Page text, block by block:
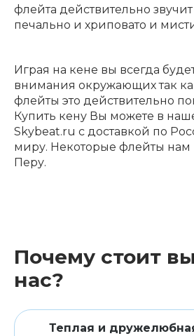
флейта действительно
печально и хриповато и
Играя на кене вы всегда
внимания окружающих так
флейты это действительно
Купить кену Вы можете в
Skybeat.ru с доставкой по
миру. Некоторые флейты нам
Перу.
Почему стоит
нас?
Теплая и